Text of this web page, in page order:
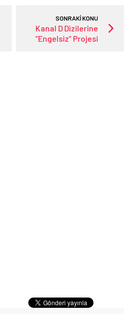
SONRAKİ KONU
Kanal D Dizilerine
“Engelsiz” Projesi